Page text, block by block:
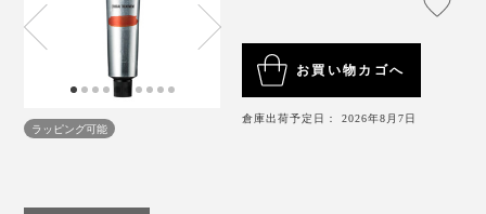
でも、それだけじゃないところが、もっとカッコいい！
髪質の違いや好み、普段使っているヘアケア用品、スタ
イリング料、ライフスタイルによって、もちろん体感は
人それぞれ。
すべての人がすぐにいいと実感するわけではないとは思
ラッピング可能
お買い物カゴへ
倉庫出荷予定日： 2026年8月7日